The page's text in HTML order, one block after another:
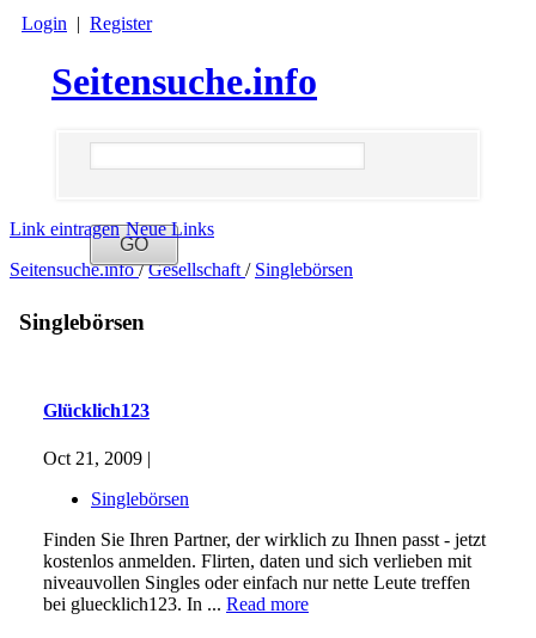
Login | Register
Seitensuche.info
Link eintragen Neue Links
Seitensuche.info/ Gesellschaft / Singlebörsen
Singlebörsen
Glücklich123
Oct 21, 2009 |
Singlebörsen
Finden Sie Ihren Partner, der wirklich zu Ihnen passt - jetzt
kostenlos anmelden. Flirten, daten und sich verlieben mit
niveauvollen Singles oder einfach nur nette Leute treffen
bei gluecklich123. In ... Read more